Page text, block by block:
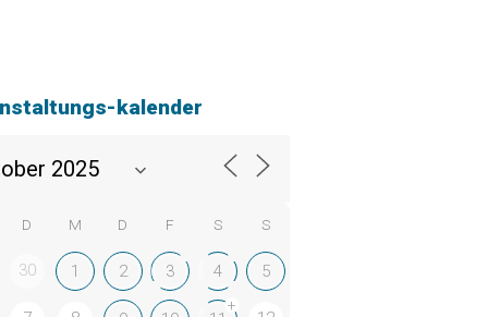
kalender
D M D F S S
30 1 2 3 4 5
+